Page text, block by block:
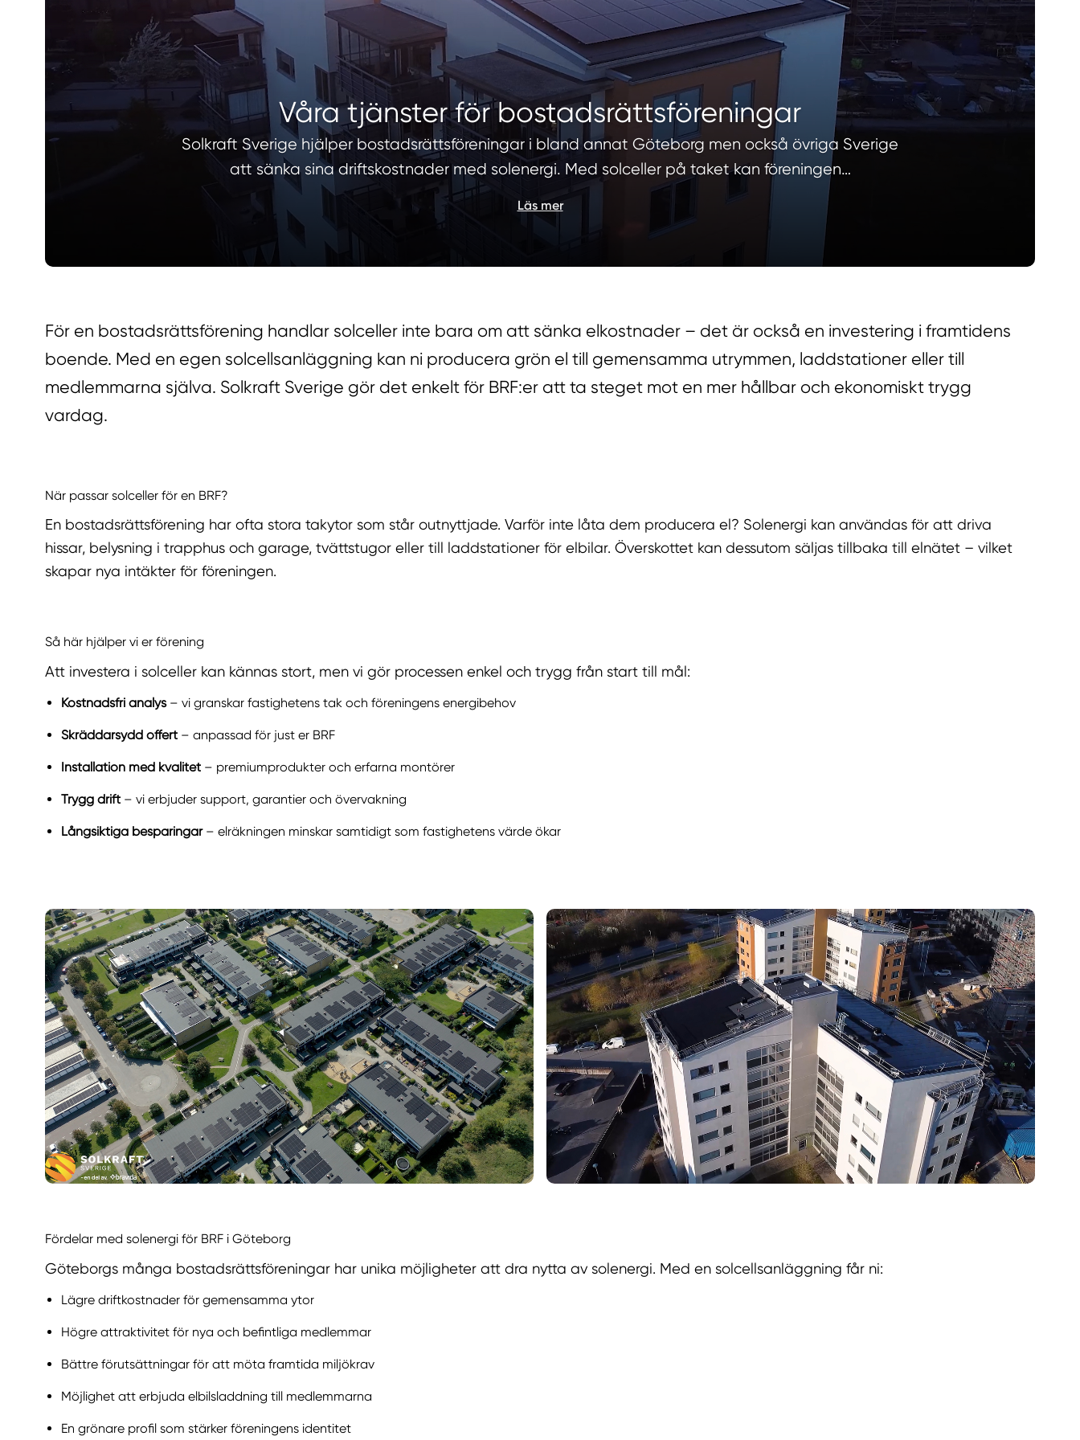
Våra tjänster för bostadsrättsföreningar
Solkraft Sverige hjälper bostadsrättsföreningar i bland annat Göteborg men också övriga Sverige
att sänka sina driftskostnader med solenergi. Med solceller på taket kan föreningen…
Läs mer
För en bostadsrättsförening handlar solceller inte bara om att sänka elkostnader – det är också en investering i framtidens
boende. Med en egen solcellsanläggning kan ni producera grön el till gemensamma utrymmen, laddstationer eller till
medlemmarna själva. Solkraft Sverige gör det enkelt för BRF:er att ta steget mot en mer hållbar och ekonomiskt trygg
vardag.
När passar solceller för en BRF?
En bostadsrättsförening har ofta stora takytor som står outnyttjade. Varför inte låta dem producera el? Solenergi kan användas för att driva
hissar, belysning i trapphus och garage, tvättstugor eller till laddstationer för elbilar. Överskottet kan dessutom säljas tillbaka till elnätet – vilket
skapar nya intäkter för föreningen.
Så här hjälper vi er förening
Att investera i solceller kan kännas stort, men vi gör processen enkel och trygg från start till mål:
Kostnadsfri analys– vi granskar fastighetens tak och föreningens energibehov
Skräddarsydd offert – anpassad för just er BRF
Installation med kvalitet – premiumprodukter och erfarna montörer
Trygg drift – vi erbjuder support, garantier och övervakning
Långsiktiga besparingar– elräkningen minskar samtidigt som fastighetens värde ökar
Fördelar med solenergi för BRF i Göteborg
Göteborgs många bostadsrättsföreningar har unika möjligheter att dra nytta av solenergi. Med en solcellsanläggning får ni:
Lägre driftkostnader för gemensamma ytor
Högre attraktivitet för nya och befintliga medlemmar
Bättre förutsättningar för att möta framtida miljökrav
Möjlighet att erbjuda elbilsladdning till medlemmarna
En grönare profil som stärker föreningens identitet